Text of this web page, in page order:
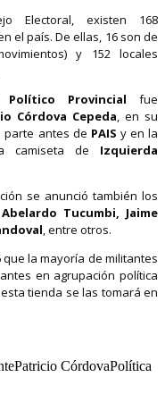
Electoral, existen 168
el país. De ellas, 16 son de
y 152 locales
Provincial fue
Córdova Cepeda, en su
parte antes de PAIS y en la
camiseta de Izquierda
se anunció también los
Tucumbi, Jaime
, entre otros.
la mayoría de militantes
en agrupación política
tienda se las tomará en
CórdovaPolítica